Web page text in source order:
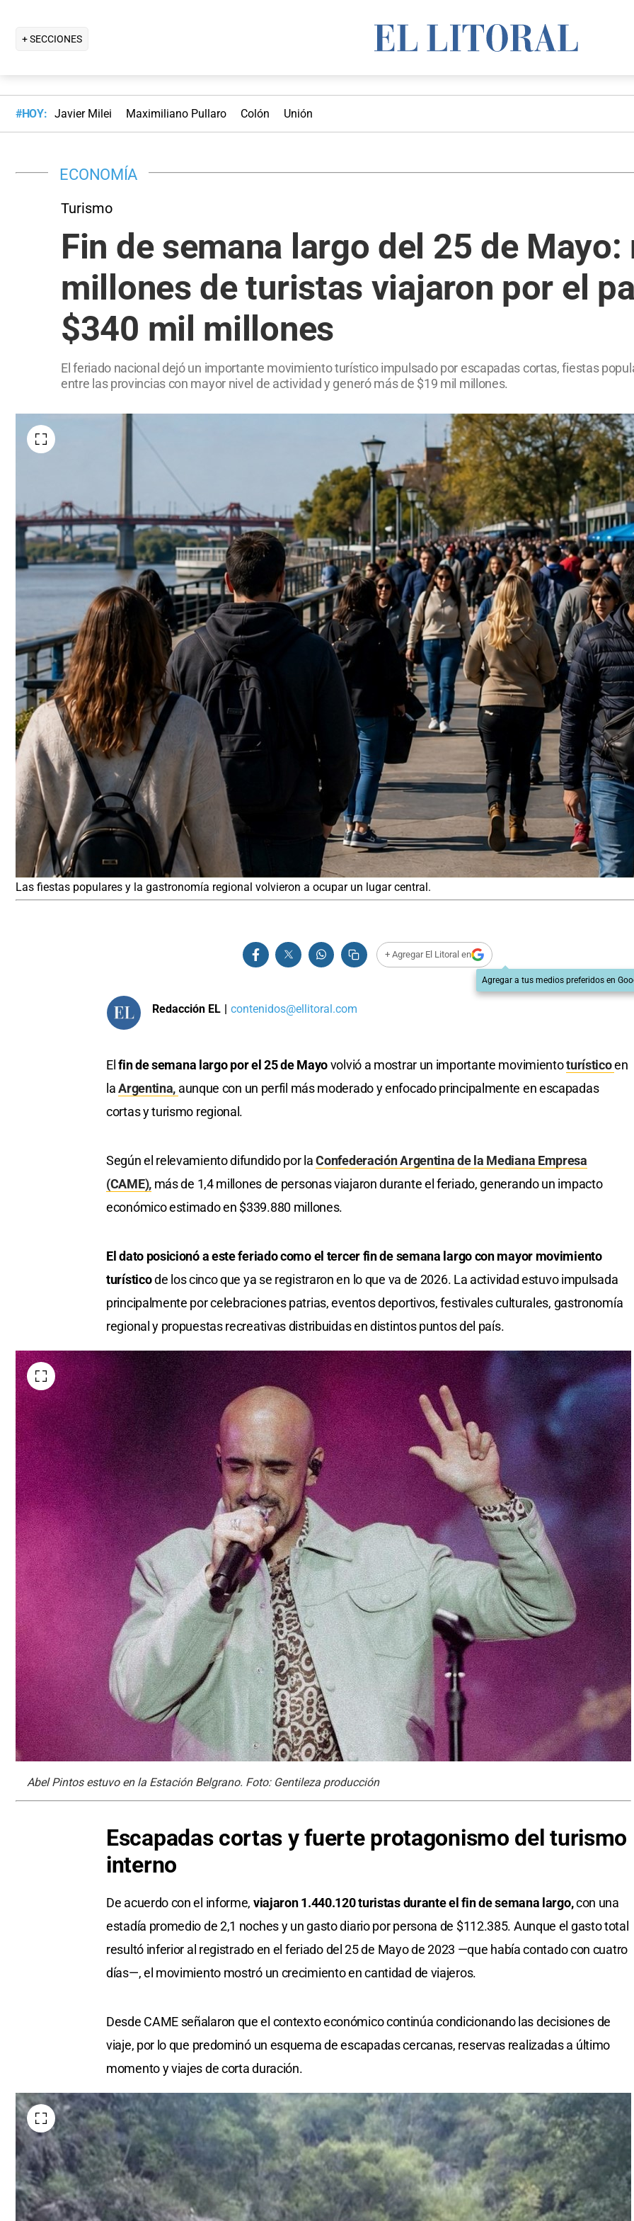
+ SECCIONES
#HOY: Javier Milei Maximiliano Pullaro Colón Unión
ECONOMÍA
Turismo
Fin de semana largo del 25 de Mayo:
millones de turistas viajaron por el
$340 mil millones
El feriado nacional dejó un importante movimiento turístico impulsado por escapadas cortas, fiestas
entre las provincias con mayor nivel de actividad y generó más de $19 mil millones.
Las fiestas populares y la gastronomía regional volvieron a ocupar un lugar central.
+ Agregar El Litoral en
Agregar a tus medios preferidos en
Redacción EL | contenidos@ellitoral.com
Elfin de semana largo por el 25 de Mayovolvió a mostrar un importante movimientoturísticoen
laArgentina, aunque con un perfil más moderado y enfocado principalmente en escapadas
cortas y turismo regional.
Según el relevamiento difundido por laConfederación Argentina de la Mediana Empresa
(CAME),más de 1,4 millones de personas viajaron durante el feriado, generando un impacto
económico estimado en $339.880 millones.
El dato posicionó a este feriado como el tercer fin de semana largo con mayor movimiento
turísticode los cinco que ya se registraron en lo que va de 2026. La actividad estuvo impulsada
principalmente por celebraciones patrias, eventos deportivos, festivales culturales, gastronomía
regional y propuestas recreativas distribuidas en distintos puntos del país.
Abel Pintos estuvo en la Estación Belgrano. Foto: Gentileza producción
Escapadas cortas y fuerte protagonismo del turismo
interno
De acuerdo con el informe, viajaron 1.440.120 turistas durante el fin de semana largo,con una
estadía promedio de 2,1 noches y un gasto diario por persona de $112.385. Aunque el gasto total
resultó inferior al registrado en el feriado del 25 de Mayo de 2023 —que había contado con cuatro
días—, el movimiento mostró un crecimiento en cantidad de viajeros.
Desde CAME señalaron que el contexto económico continúa condicionando las decisiones de
viaje, por lo que predominó un esquema de escapadas cercanas, reservas realizadas a último
momento y viajes de corta duración.